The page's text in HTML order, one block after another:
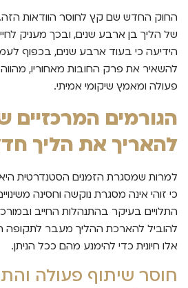
החוק החדש שם קץ לחוסר הוודאות
של הליך בן ארבע שנים, ובכך מעניק
הידיעה כי בעוד ארבע שנים, בכפוף
להשאיר את פרק החובות מאחוריו,
פעולה ומאמץ שיקומי אמיתי.
הגורמים המרכזיים
להאריך את הליך
למרות שמסגרת הזמנים הסטנדרטית
כי זוהי אינה מסגרת נוקשה וחסינה
התלויים בעיקר בהתנהלות החייב
להוביל להארכת ההליך מעבר לתקופה
אלו חיונית כדי להימנע מהם ככל הניתן.
חוסר שיתוף פעולה